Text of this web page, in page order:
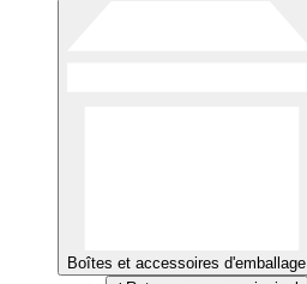
Boîtes et accessoires d'emballage